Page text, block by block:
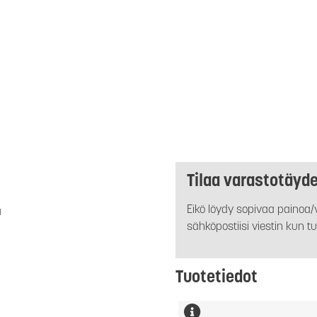
Tilaa
Eikö löydy sopivaa
sähköpostiisi viestin kun
Tuotetiedot